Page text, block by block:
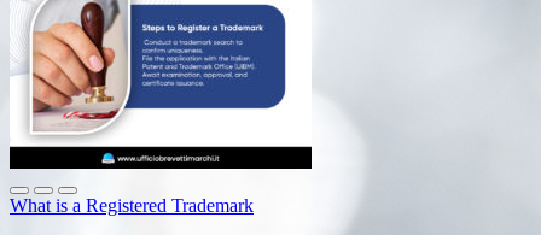
What is a Registered Trademark